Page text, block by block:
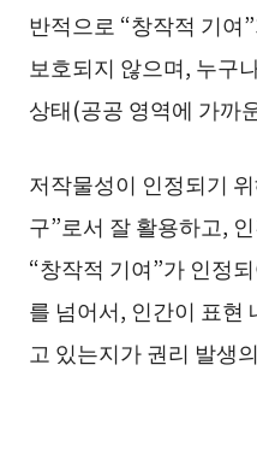
반적으로 “창작적 기여
보호되지 않으며, 누구
상태(공공 영역에 가까
저작물성이 인정되기
구”로서 잘 활용하고,
“창작적 기여”가 인정
를 넘어서, 인간이 표현
고 있는지가 권리 발생